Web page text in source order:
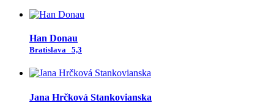
Han Donau
Bratislava 5,3
Jana Hrčková Stankovianska